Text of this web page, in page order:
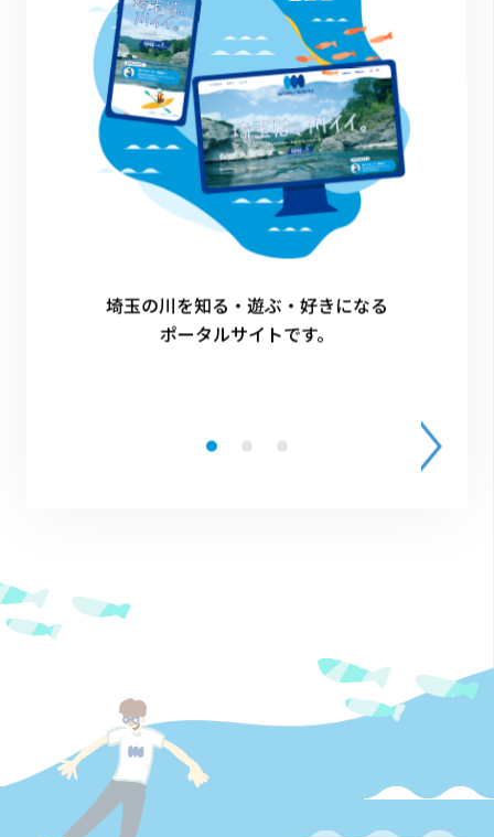
一覧に戻る
埼玉の川を知る・遊ぶ・好きになる
ポータルサイトです。